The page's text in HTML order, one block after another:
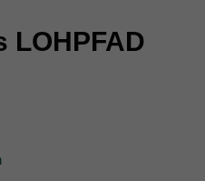
LOHPFAD